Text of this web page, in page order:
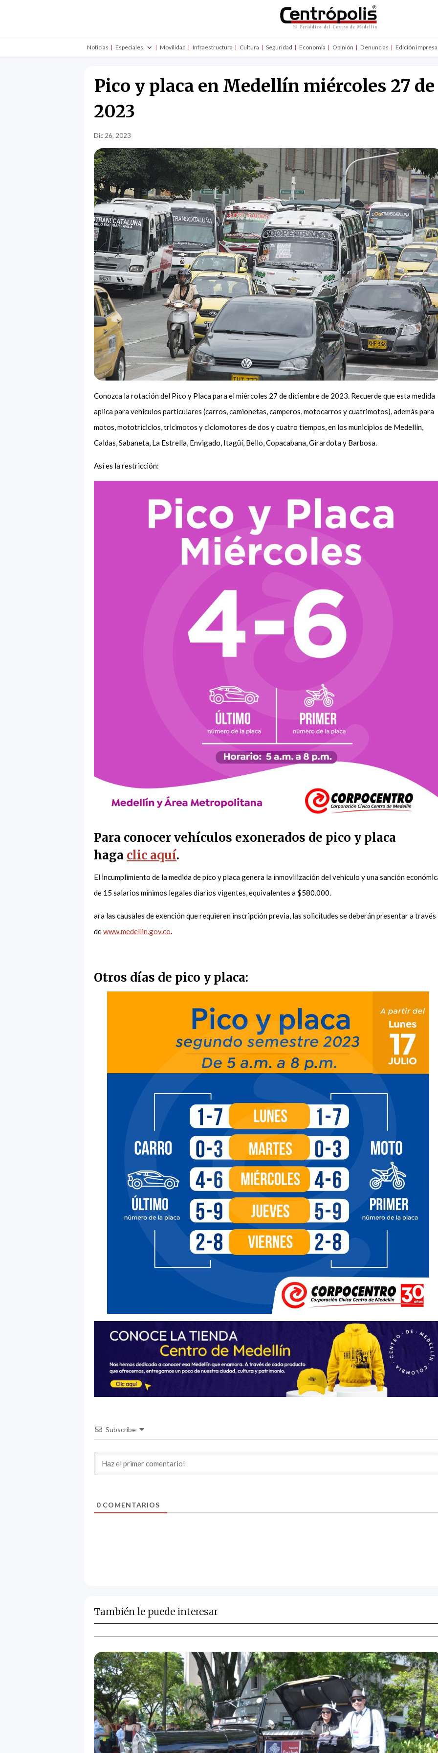
Noticias Especiales Movilidad Infraestructura Cultura Seguridad Economía Opinión Denuncias Edición impresa
Pico y placa en Medellín miércoles 27
2023
Dic 26, 2023
Conozca la rotación del Pico y Placa para el miércoles 27 de diciembre de 2023. Recuerde que esta medida
aplica para vehículos particulares (carros, camionetas, camperos, motocarros y cuatrimotos), además para
motos, mototriciclos, tricimotos y ciclomotores de dos y cuatro tiempos, en los municipios de Medellín,
Caldas, Sabaneta, La Estrella, Envigado, Itagüí, Bello, Copacabana, Girardota y Barbosa.
Así es la restricción:
Para conocer vehículos exonerados de pico y placa
haga clic aquí.
El incumplimiento de la medida de pico y placa genera la inmovilización del vehículo y una sanción
de 15 salarios mínimos legales diarios vigentes, equivalentes a $580.000.
ara las causales de exención que requieren inscripción previa, las solicitudes se deberán presentar a través
dewww.medellin.gov.co.
Otros días de pico y placa:
Subscribe
0 COMENTARIOS
También le puede interesar